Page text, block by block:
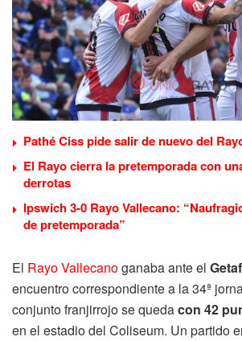
Pathé Ciss pide salir de nuevo del
El Rayo cierra la pretemporada con
derrotas
Ipswich 3-0 Rayo Vallecano:
de pretemporada”
El Rayo Vallecanoganaba ante el
encuentro correspondiente a la 34ª
conjunto franjirrojo se quedacon 42
en el estadio del Coliseum. Un partido